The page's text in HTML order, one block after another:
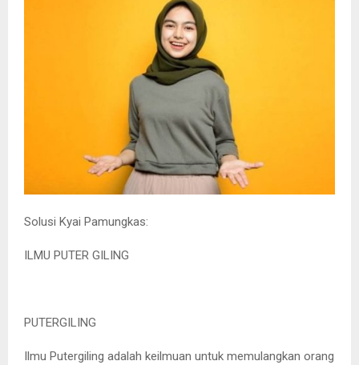
Solusi Kyai Pamungkas:
ILMU PUTER GILING
PUTERGILING
Ilmu Putergiling adalah keilmuan untuk memulangkan orang